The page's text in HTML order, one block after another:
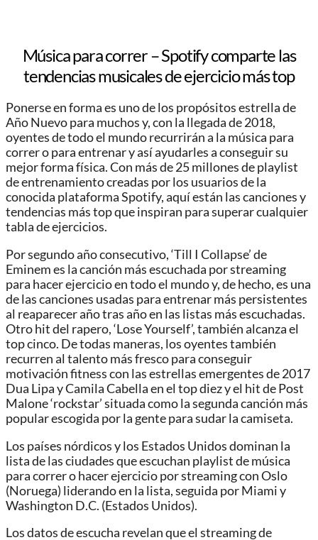
Música para correr – Spotify comparte las
tendencias musicales de ejercicio más top
Ponerse en forma es uno de los propósitos estrella de
Año Nuevo para muchos y, con la llegada de 2018,
oyentes de todo el mundo recurrirán a la música para
correr o para entrenar y así ayudarles a conseguir su
mejor forma física. Con más de 25 millones de playlist
de entrenamiento creadas por los usuarios de la
conocida plataforma Spotify, aquí están las canciones y
tendencias más top que inspiran para superar cualquier
tabla de ejercicios.
Por segundo año consecutivo, ‘Till I Collapse’ de
Eminem es la canción más escuchada por streaming
para hacer ejercicio en todo el mundo y, de hecho, es una
de las canciones usadas para entrenar más persistentes
al reaparecer año tras año en las listas más escuchadas.
Otro hit del rapero, ‘Lose Yourself’, también alcanza el
top cinco. De todas maneras, los oyentes también
recurren al talento más fresco para conseguir
motivación fitness con las estrellas emergentes de 2017
Dua Lipa y Camila Cabella en el top diez y el hit de Post
Malone ‘rockstar’ situada como la segunda canción más
popular escogida por la gente para sudar la camiseta.
Los países nórdicos y los Estados Unidos dominan la
lista de las ciudades que escuchan playlist de música
para correr o hacer ejercicio por streaming con Oslo
(Noruega) liderando en la lista, seguida por Miami y
Washington D.C. (Estados Unidos).
Los datos de escucha revelan que el streaming de